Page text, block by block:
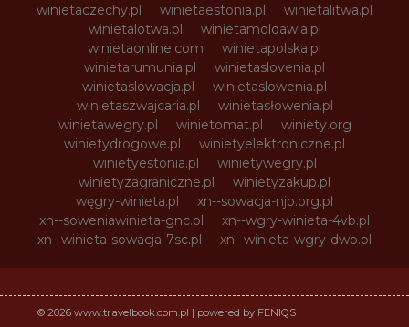
winietaczechy.pl
winietaestonia.pl
winietalitwa.pl
winietalotwa.pl
winietamoldawia.pl
winietaonline.com
winietapolska.pl
winietarumunia.pl
winietaslovenia.pl
winietaslowacja.pl
winietaslowenia.pl
winietaszwajcaria.pl
winietasłowenia.pl
winietawegry.pl
winietomat.pl
winiety.org
winietydrogowe.pl
winietyelektroniczne.pl
winietyestonia.pl
winietywegry.pl
winietyzagraniczne.pl
winietyzakup.pl
węgry-winieta.pl
xn--sowacja-njb.org.pl
xn--soweniawinieta-gnc.pl
xn--wgry-winieta-4vb.pl
xn--winieta-sowacja-7sc.pl
xn--winieta-wgry-dwb.pl
© 2026 www.travelbook.com.pl | powered by FENIQS